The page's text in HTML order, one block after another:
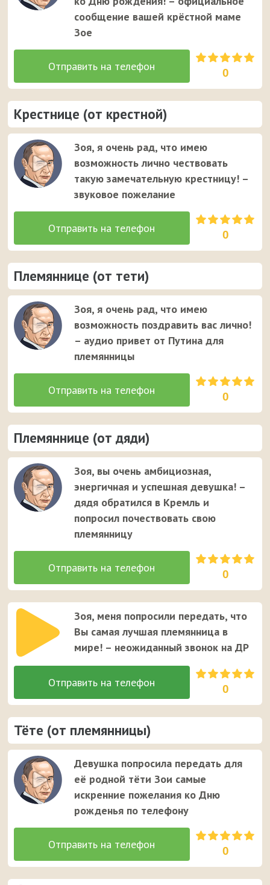
сообщение вашей крёстной маме
Зое
0
Крестнице (от крестной)
Зоя, я очень рад, что имею
возможность лично чествовать
такую замечательную крестницу! –
звуковое пожелание
0
Племяннице (от тети)
Зоя, я очень рад, что имею
возможность поздравить вас лично!
– аудио привет от Путина для
племянницы
0
Племяннице (от дяди)
Зоя, вы очень амбициозная,
энергичная и успешная девушка! –
дядя обратился в Кремль и
попросил почествовать свою
племянницу
0
Зоя, меня попросили передать, что
Вы самая лучшая племянница в
мире! – неожиданный звонок на ДР
0
Тёте (от племянницы)
Девушка попросила передать для
её родной тёти Зои самые
искренние пожелания ко Дню
рожденья по телефону
0